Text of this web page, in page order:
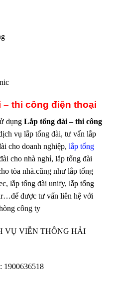
– thi công điện thoại
dụng Lắp tổng đài – thi công
vụ lắp tổng đài, tư vấn lắp
cho doanh nghiệp, lắp tổng
cho nhà nghỉ, lắp tổng đài
tòa nhà.cũng như lắp tổng
lắp tổng đài unify, lắp tổng
được tư vấn liên hệ với
công ty
VỤ VIỄN THÔNG HẢI